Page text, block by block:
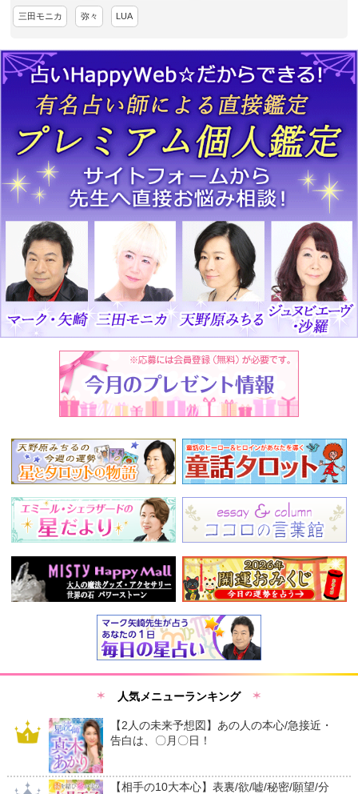
三田モニカ 弥々 LUA
人気メニューランキング
【2人の未来予想図】あの人の本心/急接近・
告白は、〇月〇日！
【相手の10大本心】表裏/欲/嘘/秘密/願望/分